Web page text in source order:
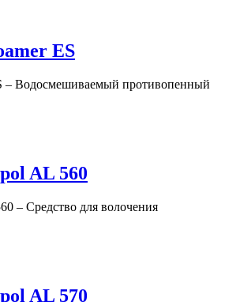
ES
– Водосмешиваемый противопенный
AL 560
– Средство для волочения
AL 570